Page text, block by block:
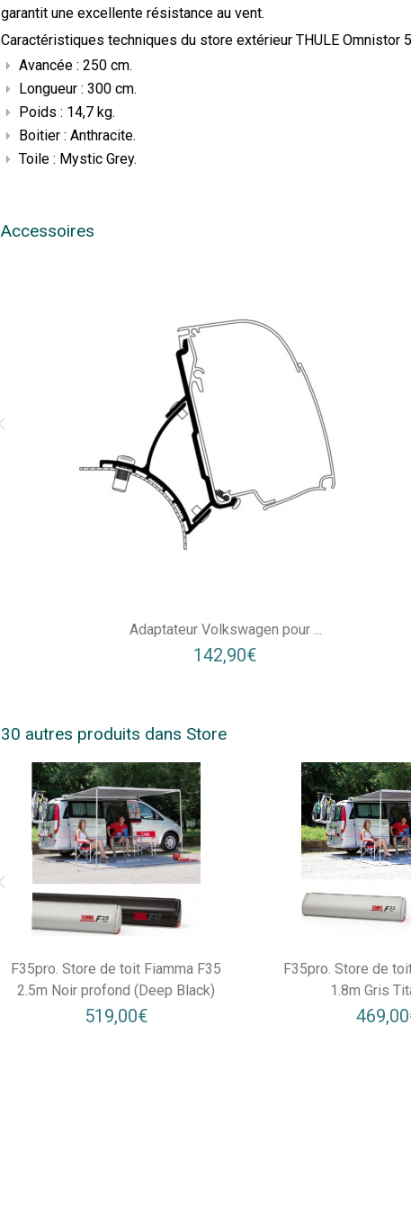
garantit une excellente résistance au vent.
Caractéristiques techniques du store extérieur THULE Omnistor
Avancée : 250 cm.
Longueur : 300 cm.
Poids : 14,7 kg.
Boitier : Anthracite.
Toile : Mystic Grey.
Accessoires
Adaptateur Volkswagen pour ...
142,90€
30 autres produits dans Store
F35pro. Store de toit Fiamma F35
2.5m Noir profond (Deep Black)
519,00€
F35pro. Store de
1.8m Gris